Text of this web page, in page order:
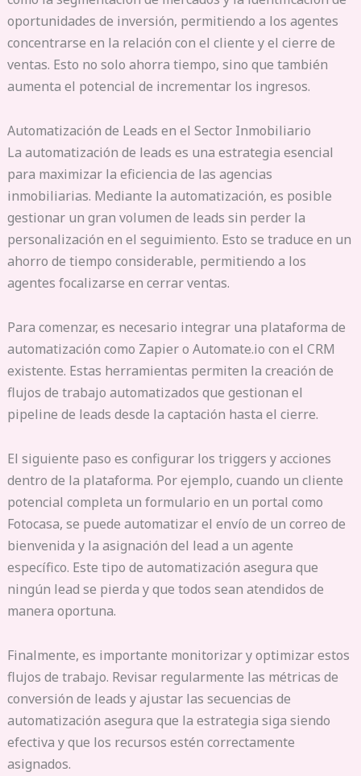
oportunidades de inversión, permitiendo a los agentes
concentrarse en la relación con el cliente y el cierre de
ventas. Esto no solo ahorra tiempo, sino que también
aumenta el potencial de incrementar los ingresos.
Automatización de Leads en el Sector Inmobiliario
La automatización de leads es una estrategia esencial
para maximizar la eficiencia de las agencias
inmobiliarias. Mediante la automatización, es posible
gestionar un gran volumen de leads sin perder la
personalización en el seguimiento. Esto se traduce en un
ahorro de tiempo considerable, permitiendo a los
agentes focalizarse en cerrar ventas.
Para comenzar, es necesario integrar una plataforma de
automatización como Zapier o Automate.io con el CRM
existente. Estas herramientas permiten la creación de
flujos de trabajo automatizados que gestionan el
pipeline de leads desde la captación hasta el cierre.
El siguiente paso es configurar los triggers y acciones
dentro de la plataforma. Por ejemplo, cuando un cliente
potencial completa un formulario en un portal como
Fotocasa, se puede automatizar el envío de un correo de
bienvenida y la asignación del lead a un agente
específico. Este tipo de automatización asegura que
ningún lead se pierda y que todos sean atendidos de
manera oportuna.
Finalmente, es importante monitorizar y optimizar estos
flujos de trabajo. Revisar regularmente las métricas de
conversión de leads y ajustar las secuencias de
automatización asegura que la estrategia siga siendo
efectiva y que los recursos estén correctamente
asignados.